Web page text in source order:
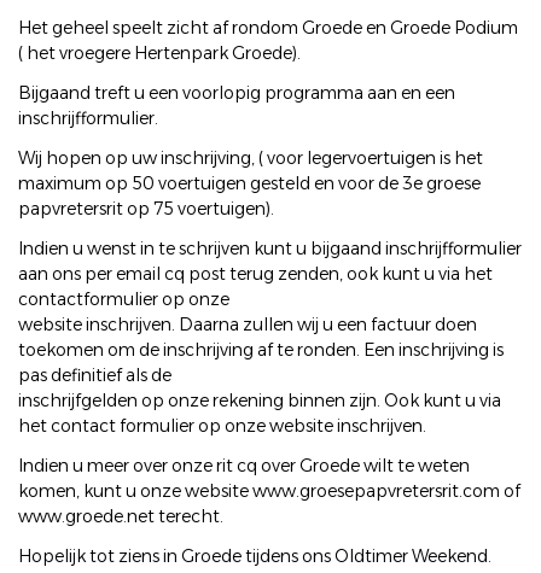
Het geheel speelt zicht af rondom Groede en Groede Podium
( het vroegere Hertenpark Groede).
Bijgaand treft u een voorlopig programma aan en een
inschrijfformulier.
Wij hopen op uw inschrijving, ( voor legervoertuigen is het
maximum op 50 voertuigen gesteld en voor de 3e groese
papvretersrit op 75 voertuigen).
Indien u wenst in te schrijven kunt u bijgaand inschrijfformulier
aan ons per email cq post terug zenden, ook kunt u via het
contactformulier op onze
website inschrijven. Daarna zullen wij u een factuur doen
toekomen om de inschrijving af te ronden. Een inschrijving is
pas definitief als de
inschrijfgelden op onze rekening binnen zijn. Ook kunt u via
het contact formulier op onze website inschrijven.
Indien u meer over onze rit cq over Groede wilt te weten
komen, kunt u onze website www.groesepapvretersrit.com of
www.groede.net terecht.
Hopelijk tot ziens in Groede tijdens ons Oldtimer Weekend.